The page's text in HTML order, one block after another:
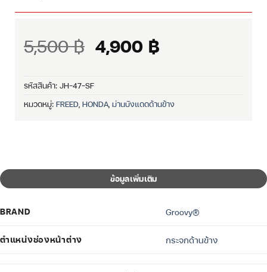
5,500฿ Original
price
was:
5,500 ฿.
4,900 ฿Current
is:
4,900 ฿.
รหัสสินค้า: JH-47-SF
หมวดหมู่: FREED, HONDA, ม่านบังแดดด้านข้าง
ข้อมูลเพิ่มเติม
BRAND Groovy®
ตำแหน่งช่องหน้าต่าง กระจกด้านข้าง